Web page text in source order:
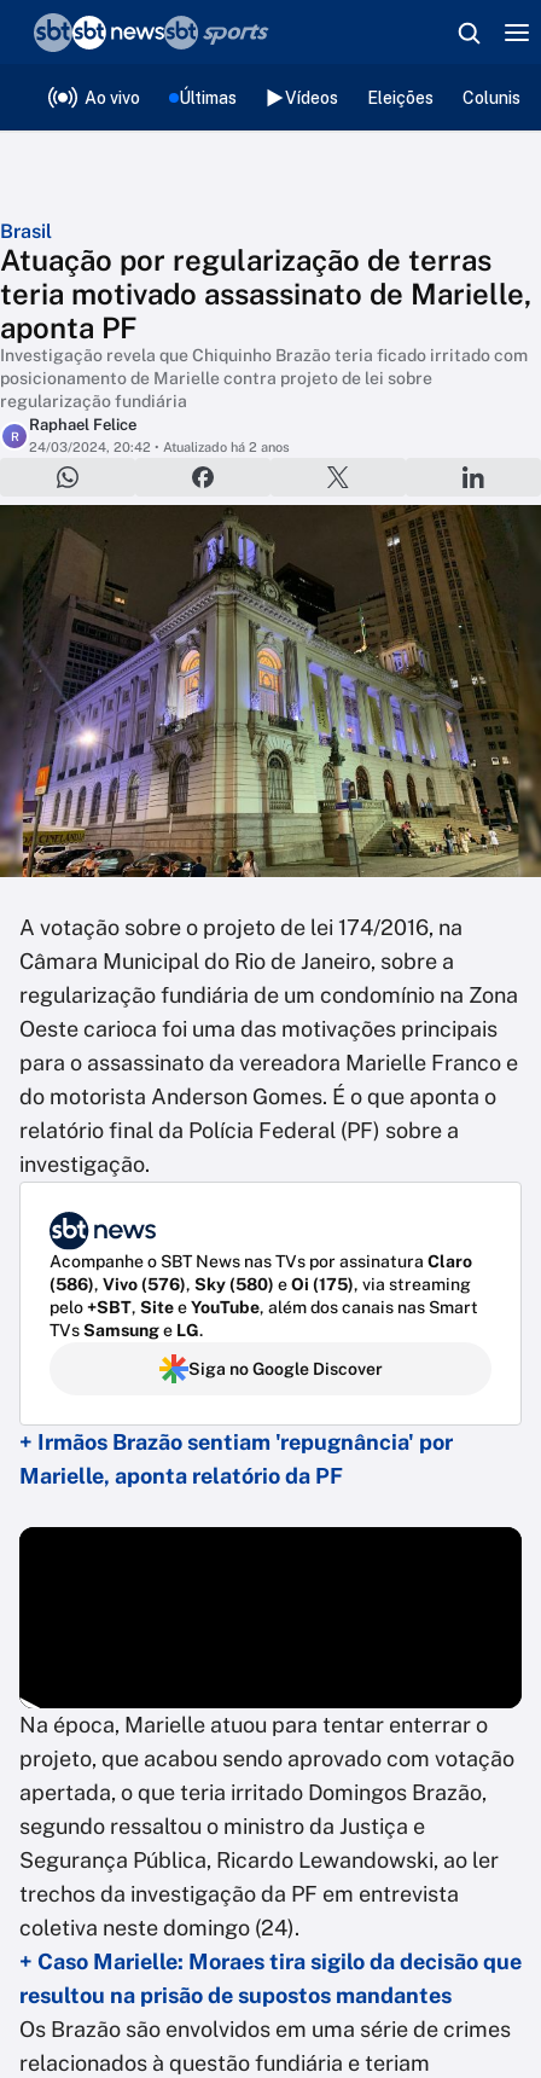
Ao vivo Últimas Vídeos Eleições
Brasil
Atuação por regularização de terras
teria motivado assassinato de Marielle,
aponta PF
Investigação revela que Chiquinho Brazão teria ficado irritado com
posicionamento de Marielle contra projeto de lei sobre
regularização fundiária
R
Raphael Felice
24/03/2024, 20:42 • Atualizado há 2 anos
A votação sobre o projeto de lei 174/2016, na
Câmara Municipal do Rio de Janeiro, sobre a
regularização fundiária de um condomínio na Zona
Oeste carioca foi uma das motivações principais
para o assassinato da vereadora Marielle Franco e
do motorista Anderson Gomes. É o que aponta o
relatório final da Polícia Federal (PF) sobre a
investigação.
Acompanhe o SBT News nas TVs por assinatura Claro
(586), Vivo (576), Sky (580) eOi (175), via streaming
pelo+SBT, SiteeYouTube, além dos canais nas Smart
TVsSamsunge LG.
Siga no Google Discover
+ Irmãos Brazão sentiam 'repugnância' por
Marielle, aponta relatório da PF
Na época, Marielle atuou para tentar enterrar o
projeto, que acabou sendo aprovado com votação
apertada, o que teria irritado Domingos Brazão,
segundo ressaltou o ministro da Justiça e
Segurança Pública, Ricardo Lewandowski, ao ler
trechos da investigação da PF em entrevista
coletiva neste domingo (24).
+ Caso Marielle: Moraes tira sigilo da decisão que
resultou na prisão de supostos mandantes
Os Brazão são envolvidos em uma série de crimes
relacionados à questão fundiária e teriam
❮voltar
Editorias